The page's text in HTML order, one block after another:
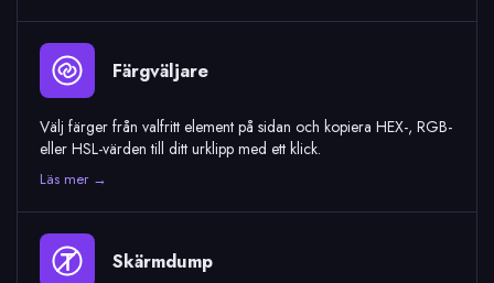
Färgväljare
Välj färger från valfritt element på sidan och kopiera HEX-, RGB-
eller HSL-värden till ditt urklipp med ett klick.
Läs mer →
Skärmdump